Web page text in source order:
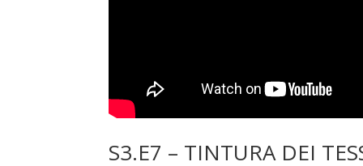
S3.E7 – TINTURA DEI